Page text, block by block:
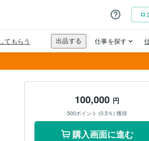
100,000 円
500ポイント (0.5％) 獲得
購入画面に進む